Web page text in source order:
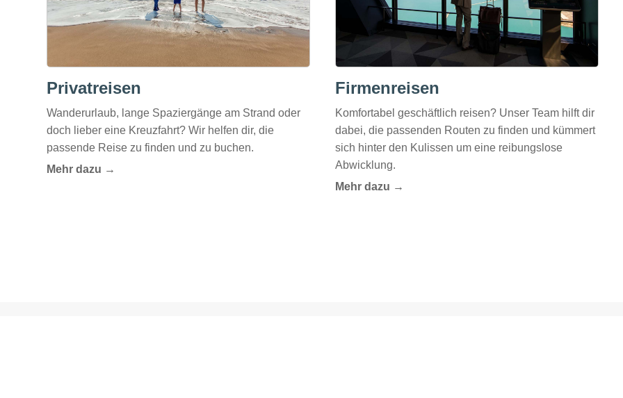
Privatreisen
Wanderurlaub, lange Spaziergänge am Strand oder
doch lieber eine Kreuzfahrt? Wir helfen dir, die
passende Reise zu finden und zu buchen.
Mehr dazu →
Firmenreisen
Komfortabel geschäftlich reisen? Unser Team hilft dir
dabei, die passenden Routen zu finden und kümmert
sich hinter den Kulissen um eine reibungslose
Abwicklung.
Mehr dazu →